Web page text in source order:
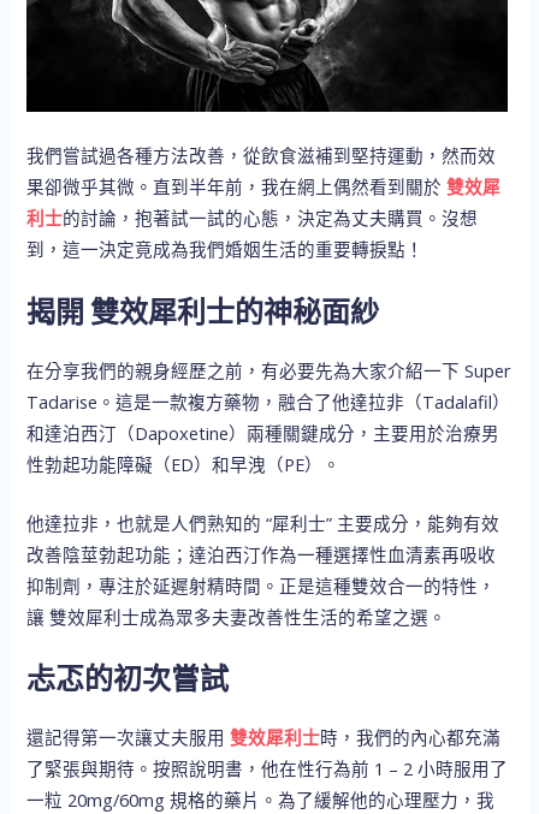
我們嘗試過各種方法改善，從飲食滋補到堅持運動，然而效
果卻微乎其微。直到半年前，我在網上偶然看到關於雙效犀
利士的討論，抱著試一試的心態，決定為丈夫購買。沒想
到，這一決定竟成為我們婚姻生活的重要轉捩點！
揭開 雙效犀利士的神秘面紗
在分享我們的親身經歷之前，有必要先為大家介紹一下 Super
Tadarise。這是一款複方藥物，融合了他達拉非（Tadalafil）
和達泊西汀（Dapoxetine）兩種關鍵成分，主要用於治療男
性勃起功能障礙（ED）和早洩（PE）。
他達拉非，也就是人們熟知的 “犀利士” 主要成分，能夠有效
改善陰莖勃起功能；達泊西汀作為一種選擇性血清素再吸收
抑制劑，專注於延遲射精時間。正是這種雙效合一的特性，
讓 雙效犀利士成為眾多夫妻改善性生活的希望之選。
忐忑的初次嘗試
還記得第一次讓丈夫服用雙效犀利士時，我們的內心都充滿
了緊張與期待。按照說明書，他在性行為前 1 – 2 小時服用了
一粒 20mg/60mg 規格的藥片。為了緩解他的心理壓力，我